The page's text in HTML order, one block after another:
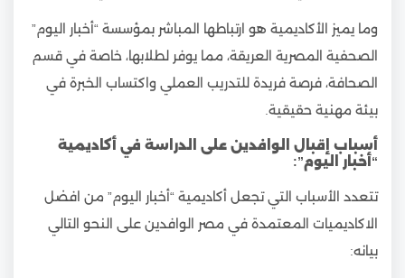
وما يميز الأكاديمية هو ارتباطها المباشر بمؤسسة “أخبار اليوم”
الصحفية المصرية العريقة، مما يوفر لطلابها، خاصة في قسم
الصحافة، فرصة فريدة للتدريب العملي واكتساب الخبرة في
بيئة مهنية حقيقية.
أسباب إقبال الوافدين على الدراسة في أكاديمية
“أخبار اليوم”:
تتعدد الأسباب التي تجعل أكاديمية “أخبار اليوم” من افضل
الاكاديميات المعتمدة في مصر الوافدين على النحو التالي
بيانه: